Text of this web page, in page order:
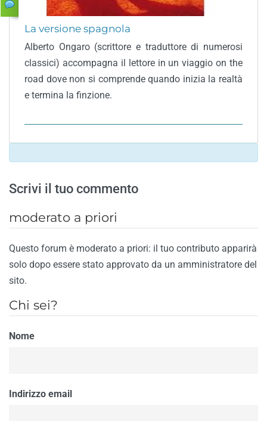
La versione spagnola
Alberto Ongaro (scrittore e traduttore di numerosi
classici) accompagna il lettore in un viaggio on the
road dove non si comprende quando inizia la realtà
e termina la finzione.
Scrivi il tuo commento
moderato a priori
Questo forum è moderato a priori: il tuo contributo apparirà
solo dopo essere stato approvato da un amministratore del
sito.
Chi sei?
Nome
Indirizzo email